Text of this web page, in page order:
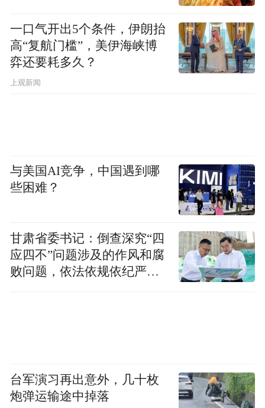
一口气开出5个条件，伊朗抬
高“复航门槛”，美伊海峡博
弈还要耗多久？
上观新闻
与美国AI竞争，中国遇到哪
些困难？
甘肃省委书记：倒查深究“四
应四不”问题涉及的作风和腐
败问题，依法依规依纪严肃
台军演习再出意外，几十枚
炮弹运输途中掉落